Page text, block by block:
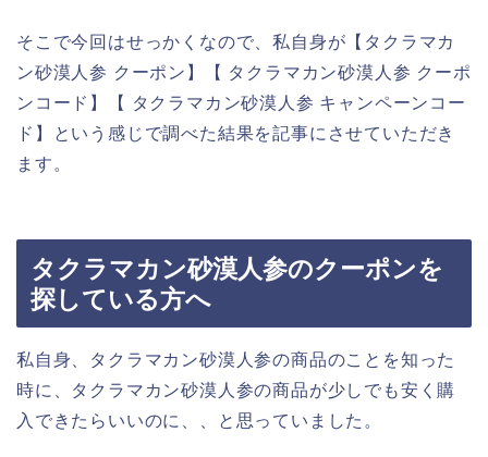
そこで今回はせっかくなので、私自身が【タクラマカ
ン砂漠人参 クーポン】【 タクラマカン砂漠人参 クーポ
ンコード】【 タクラマカン砂漠人参 キャンペーンコー
ド】という感じで調べた結果を記事にさせていただき
ます。
タクラマカン砂漠人参のクーポンを
探している方へ
私自身、タクラマカン砂漠人参の商品のことを知った
時に、タクラマカン砂漠人参の商品が少しでも安く購
入できたらいいのに、、と思っていました。